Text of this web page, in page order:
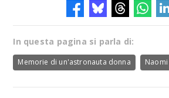
In questa pagina si parla di:
Memorie di un'astronauta donna